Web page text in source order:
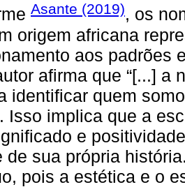
Asante (2019), os
origem africana
aos padrões
afirma que “[...] a
identificar quem
Isso implica que a
e
de sua própria
pois a estética e o